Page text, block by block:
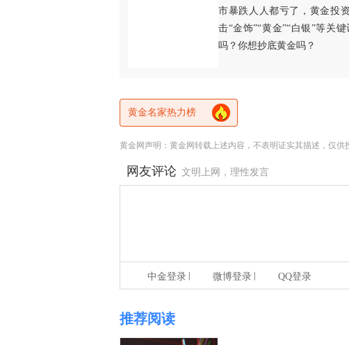
市暴跌人人都亏了，黄金投
击“金饰”“黄金”“白银”等关
吗？你想抄底黄金吗？
黄金名家热力榜
黄金网声明：黄金网转载上述内容，不表明证实其描述，仅
网友评论 文明上网，理性发言
中金登录 微博登录 QQ登录
推荐阅读